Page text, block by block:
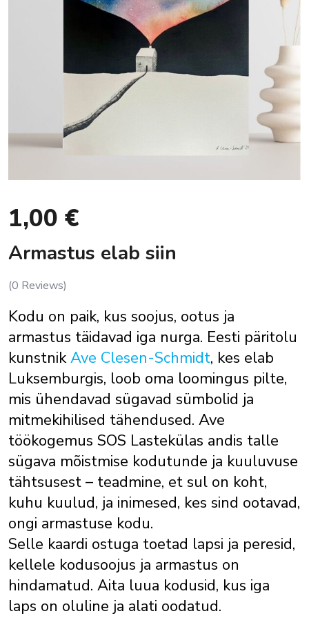
1,00 €
Armastus elab siin
(0 Reviews)
Kodu on paik, kus soojus, ootus ja
armastus täidavad iga nurga. Eesti päritolu
kunstnikAve Clesen-Schmidt, kes elab
Luksemburgis, loob oma loomingus pilte,
mis ühendavad sügavad sümbolid ja
mitmekihilised tähendused. Ave
töökogemus SOS Lastekülas andis talle
sügava mõistmise kodutunde ja kuuluvuse
tähtsusest – teadmine, et sul on koht,
kuhu kuulud, ja inimesed, kes sind ootavad,
ongi armastuse kodu.
Selle kaardi ostuga toetad lapsi ja peresid,
kellele kodusoojus ja armastus on
hindamatud. Aita luua kodusid, kus iga
laps on oluline ja alati oodatud.